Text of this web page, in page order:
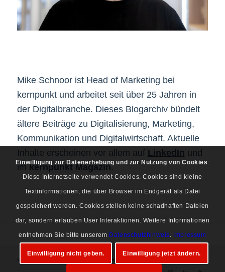
Mike Schnoor ist Head of Marketing bei
kernpunkt und arbeitet seit über 25 Jahren in
der Digitalbranche. Dieses Blogarchiv bündelt
ältere Beiträge zu Digitalisierung, Marketing,
Kommunikation und Digitalwirtschaft. Aktuelle
Inhalte erscheinen vor allem auf LinkedIn und
imkernpunkt Magazin.
© Copyright 1997-2026 Mike Schnoor. Alle Rechte vorbehalten.
Einwilligung zur Datenerhebung und zur Nutzung von Cookies :
Diese Internetseite verwendet Cookies. Cookies sind kleine
Textinformationen, die über Browser im Endgerät als Datei
gespeichert werden. Cookies stellen keine schadhaften Dateien
dar, sondern erlauben User Interaktionen. Weitere Informationen
entnehmen Sie bitte unserem Datenschutzhinweis. Impressum
Einwilligung nicht geben. Einwilligung jetzt ändern.